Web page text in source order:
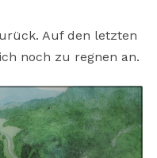
Auf den letzten
noch zu regnen an.